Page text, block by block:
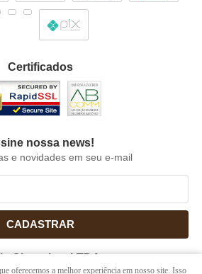
Certificados
nossa news!
e novidades em seu e-mail
CADASTRAR
Chocolate LTDA
oferecemos a melhor experiência em nosso site. Isso